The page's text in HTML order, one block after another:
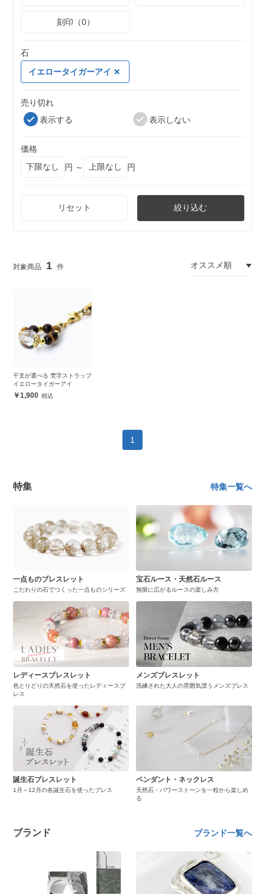
刻印（0）
石
イエロータイガーアイ
売り切れ
表示する
表示しない
価格
円 ～
円
リセット 絞り込む
1
干支が選べる 梵字ストラップ
イエロータイガーアイ
1,900
1
特集 特集一覧へ
一点ものブレスレット
こだわりの石でつくった一点ものシリーズ
宝石ルース・天然石ルース
無限に広がるルースの楽しみ方
レディースブレスレット
色とりどりの天然石を使ったレディースブ
レス
メンズブレスレット
洗練された大人の雰囲気漂うメンズブレス
誕生石ブレスレット
1月～12月の各誕生石を使ったブレス
ペンダント・ネックレス
天然石・パワーストーンを一粒から楽しめ
る
ブランド ブランド一覧へ